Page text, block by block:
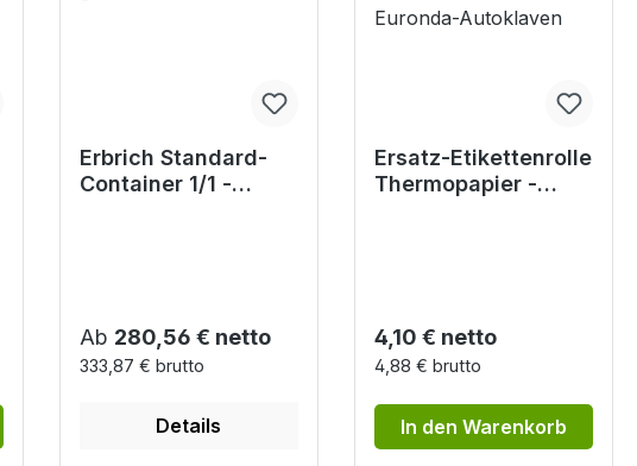
Erbrich Standard-
Container 1/1 -
Regulärer Preis:
Ab 280,56 € netto
333,87 € brutto
Details
Ersatz-Etikettenrolle
Thermopapier -
Regulärer Preis:
4,10 € netto
4,88 € brutto
In den Warenkorb